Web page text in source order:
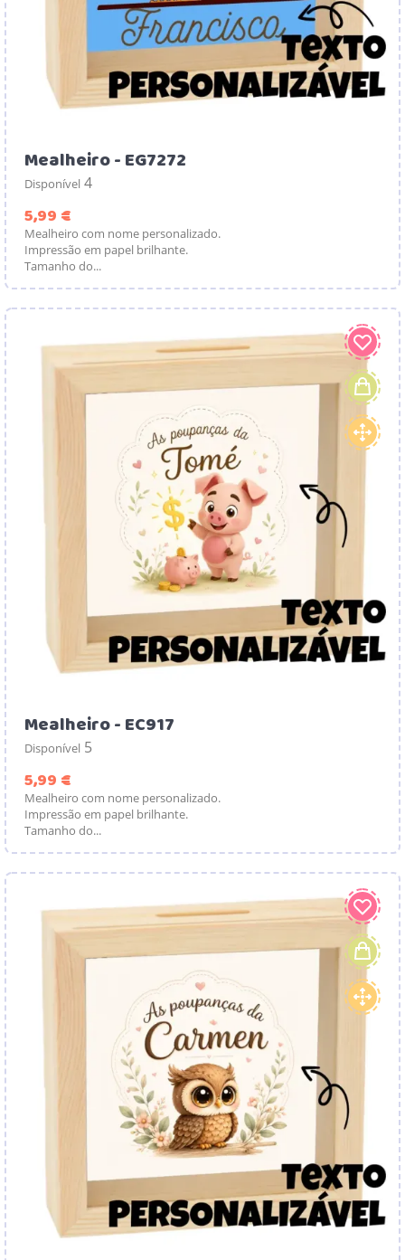
Mealheiro - EG7272
Disponível 4
5,99 €
Mealheiro com nome personalizado.
Impressão em papel brilhante.
Tamanho do...
Mealheiro - EC917
Disponível 5
5,99 €
Mealheiro com nome personalizado.
Impressão em papel brilhante.
Tamanho do...